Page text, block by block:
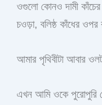
ওগুলো কোনও দামী কাঁচের
চওড়া, বলিষ্ঠ কাঁধের ওপর
আমার পৃথিবীটা আবার
এখন আমি ওকে পুরোপুরি